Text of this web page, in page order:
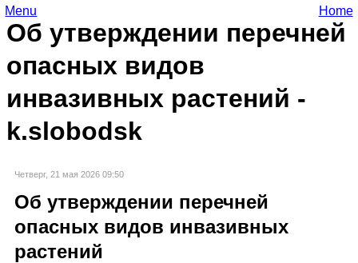
Об утверждении перечней
опасных видов
инвазивных растений -
k.slobodsk
Menu Home
Четверг, 21 мая 2026 09:50
Об утверждении перечней
опасных видов инвазивных
растений